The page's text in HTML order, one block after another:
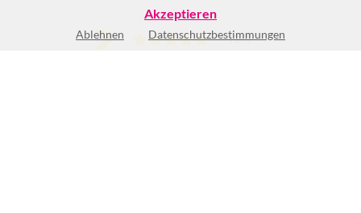
(14)
Akzeptieren
Ablehnen Datenschutzbestimmungen